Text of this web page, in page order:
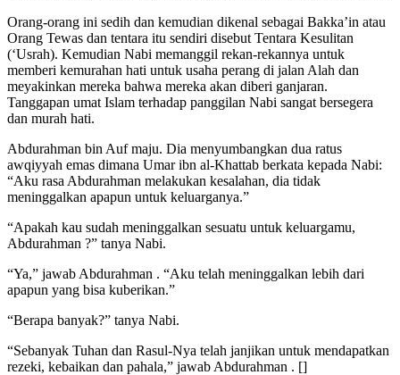
Orang-orang ini sedih dan kemudian dikenal sebagai Bakka’in atau
Orang Tewas dan tentara itu sendiri disebut Tentara Kesulitan
(‘Usrah). Kemudian Nabi memanggil rekan-rekannya untuk
memberi kemurahan hati untuk usaha perang di jalan Alah dan
meyakinkan mereka bahwa mereka akan diberi ganjaran.
Tanggapan umat Islam terhadap panggilan Nabi sangat bersegera
dan murah hati.
Abdurahman bin Auf maju. Dia menyumbangkan dua ratus
awqiyyah emas dimana Umar ibn al-Khattab berkata kepada Nabi:
“Aku rasa Abdurahman melakukan kesalahan, dia tidak
meninggalkan apapun untuk keluarganya.”
“Apakah kau sudah meninggalkan sesuatu untuk keluargamu,
Abdurahman ?” tanya Nabi.
“Ya,” jawab Abdurahman . “Aku telah meninggalkan lebih dari
apapun yang bisa kuberikan.”
“Berapa banyak?” tanya Nabi.
“Sebanyak Tuhan dan Rasul-Nya telah janjikan untuk mendapatkan
rezeki, kebaikan dan pahala,” jawab Abdurahman . []